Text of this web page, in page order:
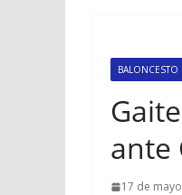
BALONCESTO
ante
17 de